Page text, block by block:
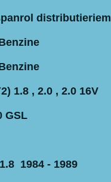
distributieriem
1.8 , 2.0 , 2.0 16V
GSL
1984 - 1989